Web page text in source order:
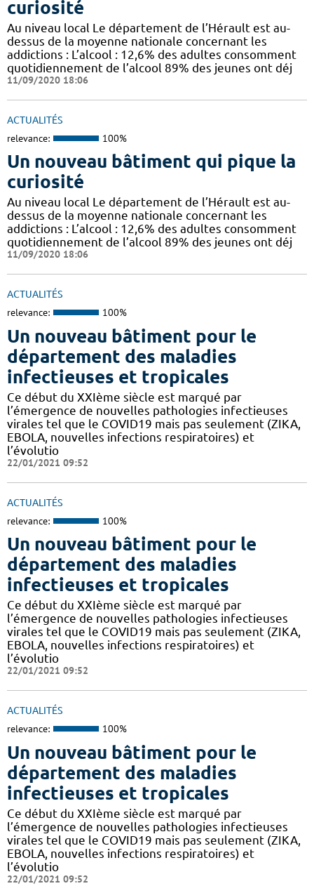
curiosité
Au niveau local Le département de l’Hérault est au-
dessus de la moyenne nationale concernant les
addictions : L’alcool : 12,6% des adultes consomment
quotidiennement de l’alcool 89% des jeunes ont déj
11/09/2020 18:06
ACTUALITÉS
relevance: 100%
Un nouveau bâtiment qui pique la
curiosité
Au niveau local Le département de l’Hérault est au-
dessus de la moyenne nationale concernant les
addictions : L’alcool : 12,6% des adultes consomment
quotidiennement de l’alcool 89% des jeunes ont déj
11/09/2020 18:06
ACTUALITÉS
relevance: 100%
Un nouveau bâtiment pour le
département des maladies
infectieuses et tropicales
Ce début du XXIème siècle est marqué par
l’émergence de nouvelles pathologies infectieuses
virales tel que le COVID19 mais pas seulement (ZIKA,
EBOLA, nouvelles infections respiratoires) et
l’évolutio
22/01/2021 09:52
ACTUALITÉS
relevance: 100%
Un nouveau bâtiment pour le
département des maladies
infectieuses et tropicales
Ce début du XXIème siècle est marqué par
l’émergence de nouvelles pathologies infectieuses
virales tel que le COVID19 mais pas seulement (ZIKA,
EBOLA, nouvelles infections respiratoires) et
l’évolutio
22/01/2021 09:52
ACTUALITÉS
relevance: 100%
Un nouveau bâtiment pour le
département des maladies
infectieuses et tropicales
Ce début du XXIème siècle est marqué par
l’émergence de nouvelles pathologies infectieuses
virales tel que le COVID19 mais pas seulement (ZIKA,
EBOLA, nouvelles infections respiratoires) et
l’évolutio
22/01/2021 09:52